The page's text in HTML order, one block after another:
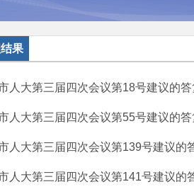
果
人大第三届四次会议第18号建议的答
人大第三届四次会议第55号建议的答
人大第三届四次会议第139号建议的
人大第三届四次会议第141号建议的